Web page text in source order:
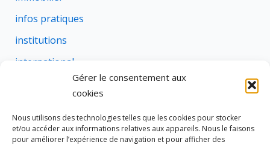
Gérer le consentement aux
cookies
Nous utilisons des technologies telles que les cookies pour stocker
et/ou accéder aux informations relatives aux appareils. Nous le faisons
pour améliorer l’expérience de navigation et pour afficher des
infos pratiques
institutions
international
rural